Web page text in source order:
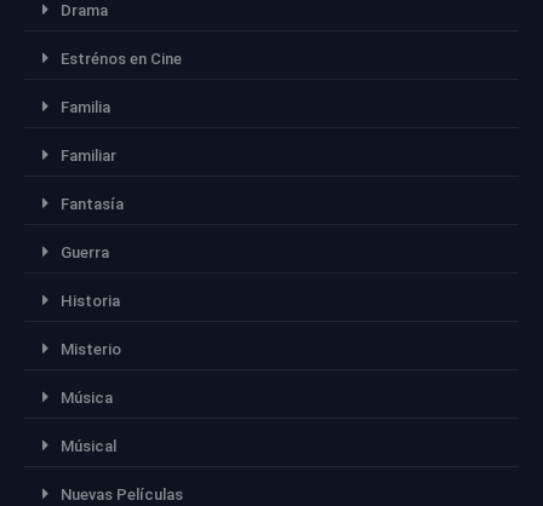
Drama
Estrénos en Cine
Familia
Familiar
Fantasía
Guerra
Historia
Misterio
Música
Músical
Nuevas Películas